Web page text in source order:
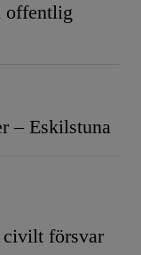
offentlig
– Eskilstuna
försvar